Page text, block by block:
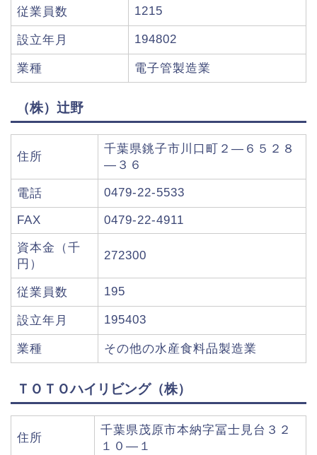
従業員数 1215
設立年月 194802
業種 電子管製造業
（株）辻野
住所
千葉県銚子市川口町２―６５２８
―３６
電話 0479-22-5533
FAX 0479-22-4911
資本金（千
円）
272300
従業員数 195
設立年月 195403
業種 その他の水産食料品製造業
ＴＯＴＯハイリビング（株）
住所
千葉県茂原市本納字冨士見台３２
１０―１